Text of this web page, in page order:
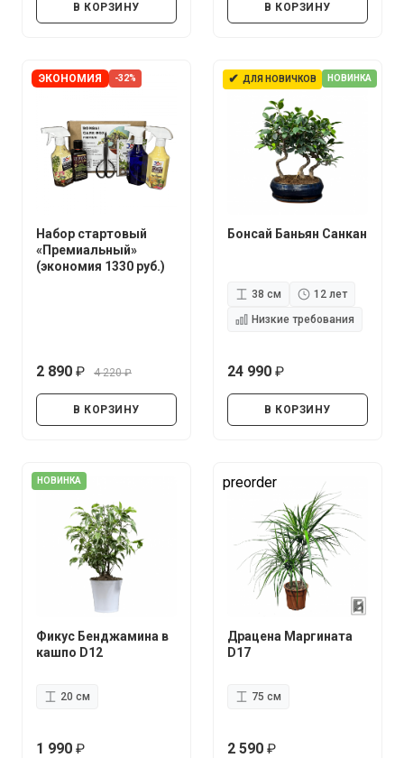
В КОРЗИНУ
В КОРЗИНУ
ЭКОНОМИЯ -32%
Набор стартовый
«Премиальный»
(экономия 1330 руб.)
2 890
4 220
В КОРЗИНУ
✔ ДЛЯ НОВИЧКОВ НОВИНКА
Бонсай Баньян Санкан
38 см
12 лет
Низкие требования
24 990
В КОРЗИНУ
НОВИНКА
Фикус Бенджамина в
кашпо D12
20 см
1 990
preorder
Драцена Маргината
D17
75 см
2 590